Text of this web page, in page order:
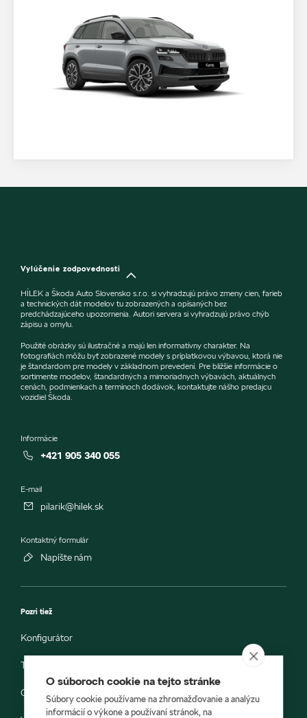
Vylúčenie zodpovednosti
HÍLEK a Škoda Auto Slovensko s.r.o. si vyhradzujú právo zmeny cien, farieb
a technických dát modelov tu zobrazených a opísaných bez
predchádzajúceho upozornenia. Autori servera si vyhradzujú právo chýb
zápisu a omylu.
Použité obrázky sú ilustračné a majú len informatívny charakter. Na
fotografiách môžu byť zobrazené modely s príplatkovou výbavou, ktorá nie
je štandardom pre modely v základnom prevedení. Pre bližšie informácie o
sortimente modelov, štandardných a mimoriadnych výbavách, aktuálnych
cenách, podmienkach a termínoch dodávok, kontaktujte nášho predajcu
vozidiel Škoda.
Informácie
+421 905 340 055
E-mail
pilarik@hilek.sk
Kontaktný formulár
Napíšte nám
Pozri tiež
Konfigurátor
Testovacia jazda
Objednávka do servisu
O súboroch cookie na tejto stránke
Súbory cookie používame na zhromažďovanie a analýzu
informácií o výkone a používaní stránok, na